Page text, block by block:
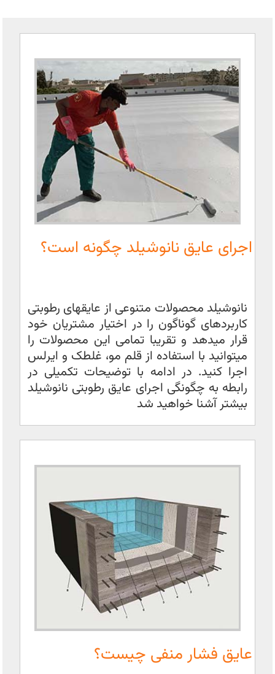
اجرای عایق نانوشیلد چگونه است؟
نانوشیلد محصولات متنوعی از عایقهای رطوبتی
کاربردهای گوناگون را در اختیار مشتریان خود
قرار میدهد و تقریبا تمامی این محصولات را
میتوانید با استفاده از قلم مو، غلطک و ایرلس
اجرا کنید. در ادامه با توضیحات تکمیلی در
رابطه به چگونگی اجرای عایق رطوبتی نانوشیلد
بیشتر آشنا خواهید شد
عایق فشار منفی چیست؟